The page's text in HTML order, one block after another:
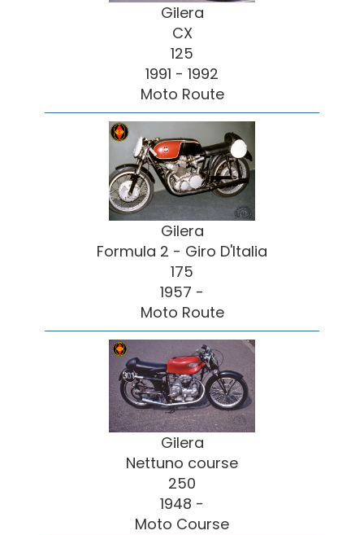
Gilera
CX
125
1991 - 1992
Moto Route
Gilera
Formula 2 - Giro D'Italia
175
1957 -
Moto Route
Gilera
Nettuno course
250
1948 -
Moto Course